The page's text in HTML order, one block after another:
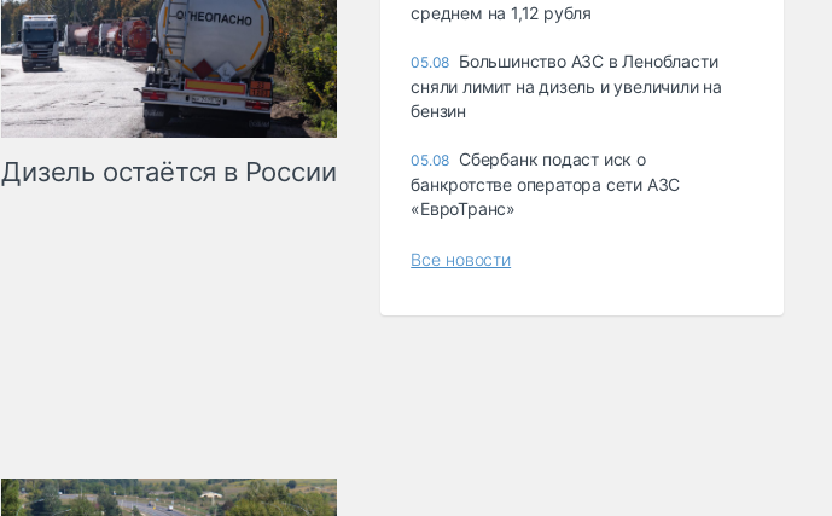
Дизель остаётся в России
среднем на 1,12 рубля
05.08 Большинство АЗС в Ленобласти
сняли лимит на дизель и увеличили на
бензин
05.08 Сбербанк подаст иск о
банкротстве оператора сети АЗС
«ЕвроТранс»
Все новости